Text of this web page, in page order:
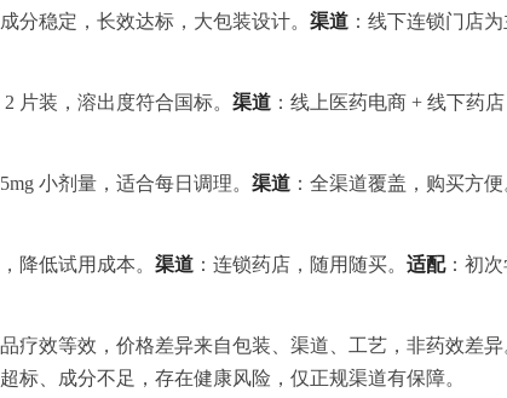
分稳定，长效达标，大包装设计。 渠道 ：线下连锁门店
片装，溶出度符合国标。 渠道 ：线上医药电商 + 线下药店
小剂量，适合每日调理。 渠道 ：全渠道覆盖，购买方便
降低试用成本。 渠道 ：连锁药店，随用随买。 适配：初次
疗效等效，价格差异来自包装、渠道、工艺，非药效差异
标、成分不足，存在健康风险，仅正规渠道有保障。